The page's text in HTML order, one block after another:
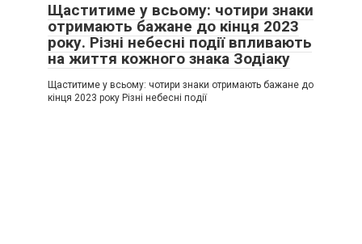
Щаститиме у всьому: чотири знаки
отримають бажане до кінця 2023
року. Різні небесні події впливають
на життя кожного знака Зодіаку
Щаститиме у всьому: чотири знаки отримають бажане до
кінця 2023 року Різні небесні події